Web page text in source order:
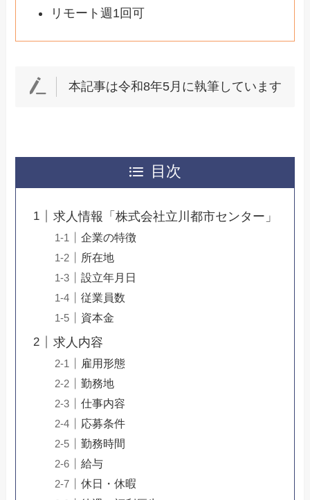
リモート週1回可
本記事は令和8年5月に執筆しています
目次
求人情報「株式会社立川都市センター」
企業の特徴
所在地
設立年月日
従業員数
資本金
求人内容
雇用形態
勤務地
仕事内容
応募条件
勤務時間
給与
休日・休暇